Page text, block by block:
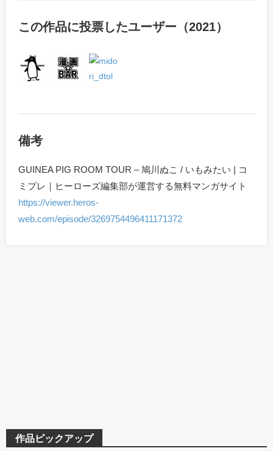
この作品に投票したユーザー（2021）
備考
GUINEA PIG ROOM TOUR – 鳩川ぬこ / いもみたい | コ
ミプレ｜ヒーローズ編集部が運営する無料マンガサイト
https://viewer.heros-
web.com/episode/3269754496411171372
作品ピックアップ